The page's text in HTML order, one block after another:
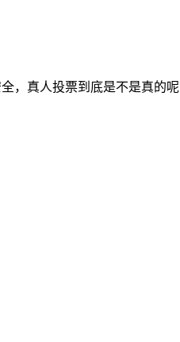
，真人投票到底是不是真的